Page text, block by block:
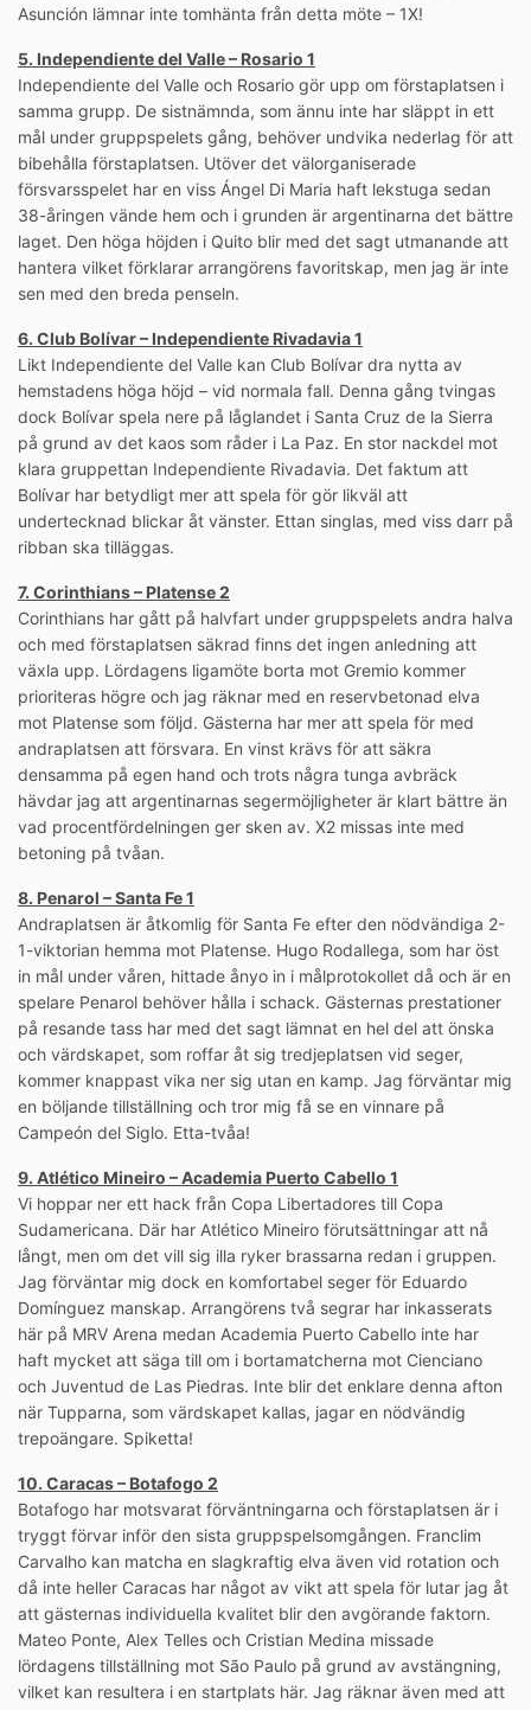
Asunción lämnar inte tomhänta från detta möte – 1X!
5. Independiente del Valle – Rosario 1
Independiente del Valle och Rosario gör upp om förstaplatsen i
samma grupp. De sistnämnda, som ännu inte har släppt in ett
mål under gruppspelets gång, behöver undvika nederlag för att
bibehålla förstaplatsen. Utöver det välorganiserade
försvarsspelet har en viss Ángel Di Maria haft lekstuga sedan
38-åringen vände hem och i grunden är argentinarna det bättre
laget. Den höga höjden i Quito blir med det sagt utmanande att
hantera vilket förklarar arrangörens favoritskap, men jag är inte
sen med den breda penseln.
6. Club Bolívar – Independiente Rivadavia 1
Likt Independiente del Valle kan Club Bolívar dra nytta av
hemstadens höga höjd – vid normala fall. Denna gång tvingas
dock Bolívar spela nere på låglandet i Santa Cruz de la Sierra
på grund av det kaos som råder i La Paz. En stor nackdel mot
klara gruppettan Independiente Rivadavia. Det faktum att
Bolívar har betydligt mer att spela för gör likväl att
undertecknad blickar åt vänster. Ettan singlas, med viss darr på
ribban ska tilläggas.
7. Corinthians – Platense 2
Corinthians har gått på halvfart under gruppspelets andra halva
och med förstaplatsen säkrad finns det ingen anledning att
växla upp. Lördagens ligamöte borta mot Gremio kommer
prioriteras högre och jag räknar med en reservbetonad elva
mot Platense som följd. Gästerna har mer att spela för med
andraplatsen att försvara. En vinst krävs för att säkra
densamma på egen hand och trots några tunga avbräck
hävdar jag att argentinarnas segermöjligheter är klart bättre än
vad procentfördelningen ger sken av. X2 missas inte med
betoning på tvåan.
8. Penarol – Santa Fe 1
Andraplatsen är åtkomlig för Santa Fe efter den nödvändiga 2-
1-viktorian hemma mot Platense. Hugo Rodallega, som har öst
in mål under våren, hittade ånyo in i målprotokollet då och är en
spelare Penarol behöver hålla i schack. Gästernas prestationer
på resande tass har med det sagt lämnat en hel del att önska
och värdskapet, som roffar åt sig tredjeplatsen vid seger,
kommer knappast vika ner sig utan en kamp. Jag förväntar mig
en böljande tillställning och tror mig få se en vinnare på
Campeón del Siglo. Etta-tvåa!
9. Atlético Mineiro – Academia Puerto Cabello 1
Vi hoppar ner ett hack från Copa Libertadores till Copa
Sudamericana. Där har Atlético Mineiro förutsättningar att nå
långt, men om det vill sig illa ryker brassarna redan i gruppen.
Jag förväntar mig dock en komfortabel seger för Eduardo
Domínguez manskap. Arrangörens två segrar har inkasserats
här på MRV Arena medan Academia Puerto Cabello inte har
haft mycket att säga till om i bortamatcherna mot Cienciano
och Juventud de Las Piedras. Inte blir det enklare denna afton
när Tupparna, som värdskapet kallas, jagar en nödvändig
trepoängare. Spiketta!
10. Caracas – Botafogo 2
Botafogo har motsvarat förväntningarna och förstaplatsen är i
tryggt förvar inför den sista gruppspelsomgången. Franclim
Carvalho kan matcha en slagkraftig elva även vid rotation och
då inte heller Caracas har något av vikt att spela för lutar jag åt
att gästernas individuella kvalitet blir den avgörande faktorn.
Mateo Ponte, Alex Telles och Cristian Medina missade
lördagens tillställning mot São Paulo på grund av avstängning,
vilket kan resultera i en startplats här. Jag räknar även med att